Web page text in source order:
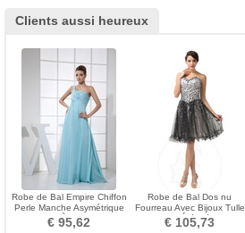
Clients aussi heureux
Robe de Bal Empire Chiffon
Perle Manche Asymétrique
Norme À la masse
€ 95,62
Robe de Bal Dos nu
Fourreau Avec Bijoux Tulle
A-ligne Été Médium
€ 105,73